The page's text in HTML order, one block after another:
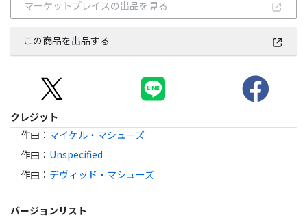
マーケットプレイスの出品を見る
この商品を出品する
クレジット
作曲 ： マイケル・マシューズ
作曲 ： Unspecified
作曲 ： デヴィッド・マシューズ
バージョンリスト